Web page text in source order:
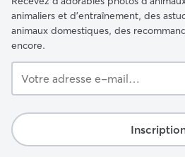
animaliers et d'entraînement, des
animaux domestiques, des
encore.
adresse
mail…